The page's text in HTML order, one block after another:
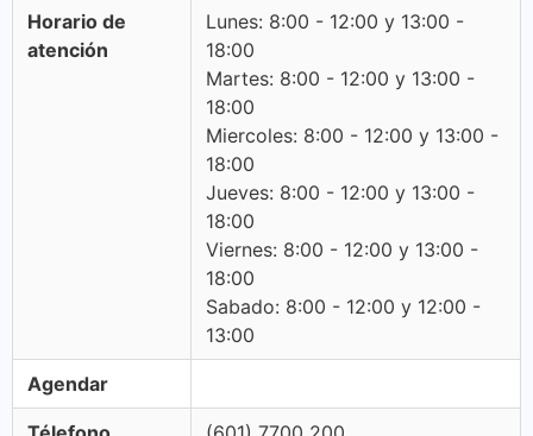
Horario de
atención
Lunes: 8:00 - 12:00 y 13:00 -
18:00
Martes: 8:00 - 12:00 y 13:00 -
18:00
Miercoles: 8:00 - 12:00 y 13:00 -
18:00
Jueves: 8:00 - 12:00 y 13:00 -
18:00
Viernes: 8:00 - 12:00 y 13:00 -
18:00
Sabado: 8:00 - 12:00 y 12:00 -
13:00
Agendar